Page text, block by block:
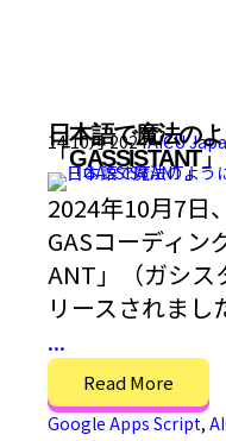
日本語で魔法の
「GASSISTANT」
14 10月 2024AICU
2024年10月7日
GASコーディン
ANT」（ガシス
リースされまし
...
Read More
Google Apps Script,